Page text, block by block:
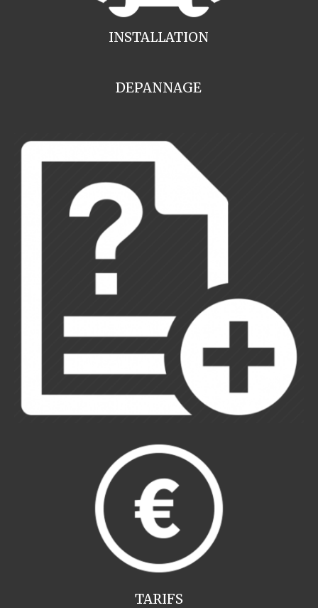
INSTALLATION
DEPANNAGE
TARIFS